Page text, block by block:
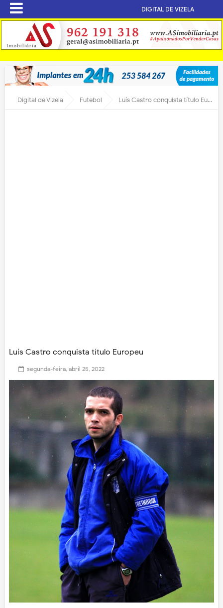
DIGITAL DE VIZELA
Digital de Vizela Futebol Luís Castro conquista título Europeu
Luís Castro conquista título Europeu
segunda-feira, abril 25, 2022